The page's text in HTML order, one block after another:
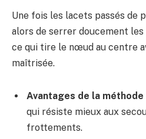
Une fois les lacets passés de
alors de serrer doucement
ce qui tire le nœud au centre
maîtrisée.
Avantages de la méthode
qui résiste mieux aux
frottements.